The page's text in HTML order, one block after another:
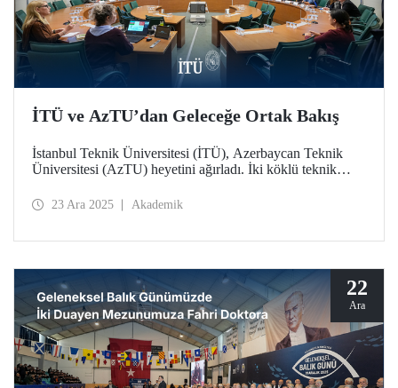
İTÜ ve AzTU’dan Geleceğe Ortak Bakış
İstanbul Teknik Üniversitesi (İTÜ), Azerbaycan Teknik
Üniversitesi (AzTU) heyetini ağırladı. İki köklü teknik
birliklerini derinleştirmek amacıyla gerçekleştirilen
23 Ara 2025 Akademik
22
Ara